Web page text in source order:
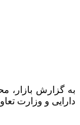
به گزارش بازار،
دارایی و وزارت